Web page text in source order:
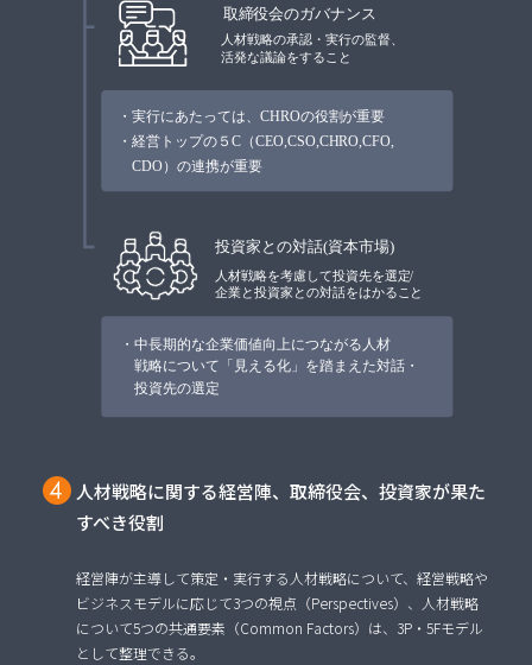
人材戦略に関する経営陣、取締役会、投資家が果た
すべき役割
経営陣が主導して策定・実行する人材戦略について、経営戦略や
ビジネスモデルに応じて3つの視点（Perspectives）、人材戦略
について5つの共通要素（Common Factors）は、3P・5Fモデル
として整理できる。